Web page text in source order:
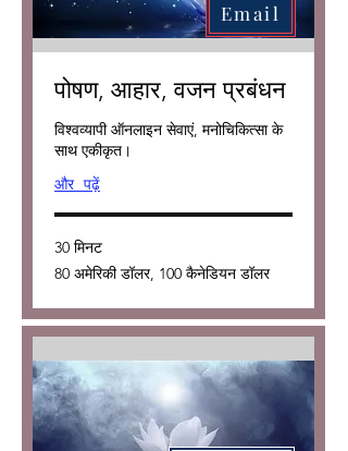
पोषण, आहार, वजन प्रबंधन
विश्वव्यापी ऑनलाइन सेवाएं, मनोचिकित्सा के
साथ एकीकृत।
और पढ़ें
30 मिनट
80
अमेरिकी
कैनेडियन
डॉलर
80 अमेरिकी डॉलर, 100 कैनेडियन डॉलर
Email